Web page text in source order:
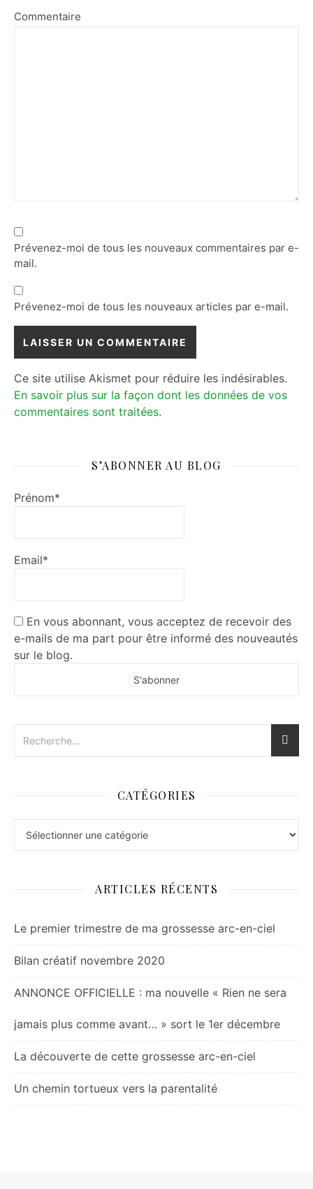
Commentaire
Prévenez-moi de tous les nouveaux commentaires par e-
mail.
Prévenez-moi de tous les nouveaux articles par e-mail.
Ce site utilise Akismet pour réduire les indésirables.
En savoir plus sur la façon dont les données de vos
commentaires sont traitées.
S’ABONNER AU BLOG
Prénom*
Email*
En vous abonnant, vous acceptez de recevoir des
e-mails de ma part pour être informé des nouveautés
sur le blog.
CATÉGORIES
ARTICLES RÉCENTS
Le premier trimestre de ma grossesse arc-en-ciel
Bilan créatif novembre 2020
ANNONCE OFFICIELLE : ma nouvelle « Rien ne sera
jamais plus comme avant… » sort le 1er décembre
La découverte de cette grossesse arc-en-ciel
Un chemin tortueux vers la parentalité